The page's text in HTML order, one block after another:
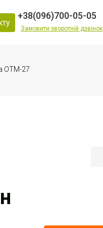
+38(096)700-05-05
Замовити зворотній дзвінок
ОТМ-27